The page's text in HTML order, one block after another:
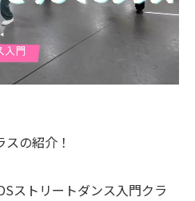
の紹介！
ストリートダンス入門クラ